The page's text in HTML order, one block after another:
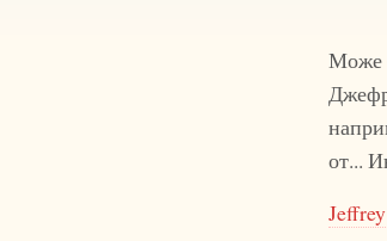
Може
от...